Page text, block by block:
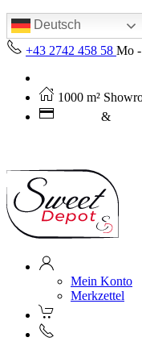
Deutsch
+43 2742 458 58 Mo
1000 m²
&
Mein Konto
Merkzettel